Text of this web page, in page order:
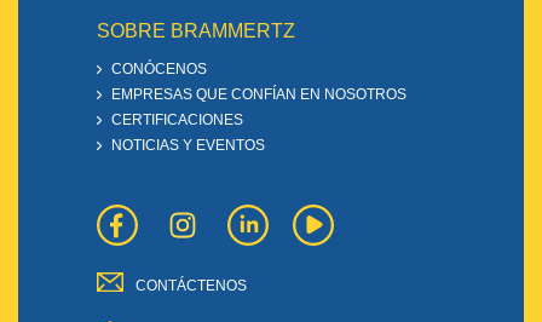
SOBRE BRAMMERTZ
CONÓCENOS
EMPRESAS QUE CONFÍAN EN NOSOTROS
CERTIFICACIONES
NOTICIAS Y EVENTOS
CONTÁCTENOS